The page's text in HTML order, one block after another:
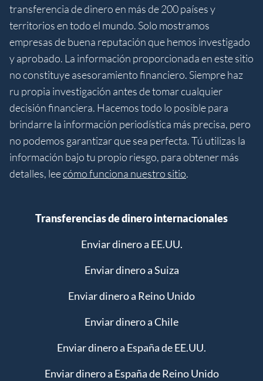
transferencia de dinero en más de 200 países y
territorios en todo el mundo. Solo mostramos
empresas de buena reputación que hemos investigado
y aprobado. La información proporcionada en este sitio
no constituye asesoramiento financiero. Siempre haz
ru propia investigación antes de tomar cualquier
decisión financiera. Hacemos todo lo posible para
brindarre la información periodística más precisa, pero
no podemos garantizar que sea perfecta. Tú utilizas la
información bajo tu propio riesgo, para obtener más
detalles, leecómo funciona nuestro sitio.
Transferencias de dinero internacionales
Enviar dinero a EE.UU.
Enviar dinero a Suiza
Enviar dinero a Reino Unido
Enviar dinero a Chile
Enviar dinero a España de EE.UU.
Enviar dinero a España de Reino Unido